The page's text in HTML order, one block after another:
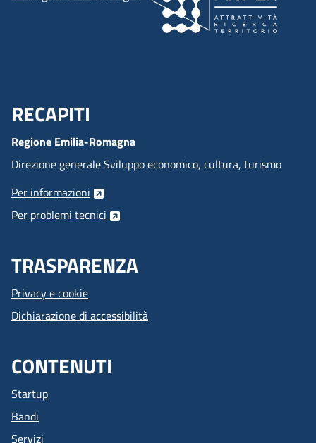
Menu Footer
RECAPITI
Regione Emilia-Romagna
Direzione generale Sviluppo economico, cultura, turismo
Per informazioni
Per problemi tecnici
TRASPARENZA
Privacy e cookie
Dichiarazione di accessibilità
CONTENUTI
Startup
Bandi
Servizi